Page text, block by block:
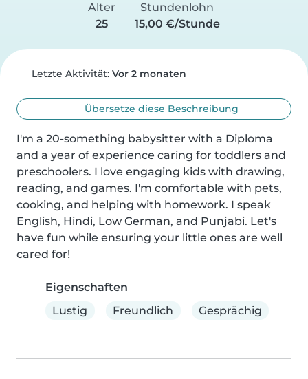
Alter
25
Stundenlohn
15,00 €/Stunde
Letzte Aktivität: Vor 2 monaten
Übersetze diese Beschreibung
I'm a 20-something babysitter with a Diploma
and a year of experience caring for toddlers and
preschoolers. I love engaging kids with drawing,
reading, and games. I'm comfortable with pets,
cooking, and helping with homework. I speak
English, Hindi, Low German, and Punjabi. Let's
have fun while ensuring your little ones are well
cared for!
Eigenschaften
Lustig
Freundlich Gesprächig